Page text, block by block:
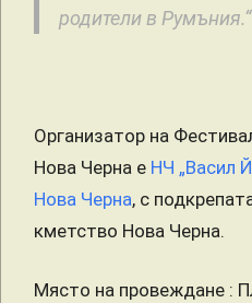
родители в Румъния.“
Организатор на
Нова Черна е НЧ „Васил
Нова Черна, с
кметство Нова Черна.
Място на провеждане :